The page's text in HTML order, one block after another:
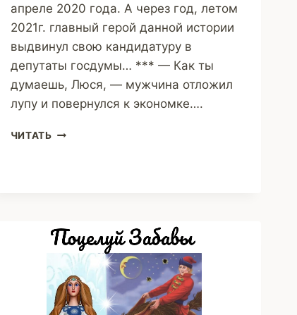
апреле 2020 года. А через год, летом
2021г. главный герой данной истории
выдвинул свою кандидатуру в
депутаты госдумы… *** — Как ты
думаешь, Люся, — мужчина отложил
лупу и повернулся к экономке….
ЧИТАТЬ КАНДИДАТ